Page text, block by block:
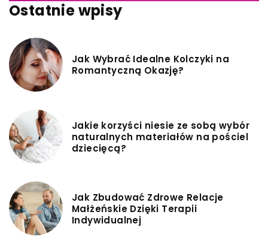
Ostatnie wpisy
Jak Wybrać Idealne Kolczyki na
Romantyczną Okazję?
Jakie korzyści niesie ze sobą wybór
naturalnych materiałów na pościel
dziecięcą?
Jak Zbudować Zdrowe Relacje
Małżeńskie Dzięki Terapii
Indywidualnej